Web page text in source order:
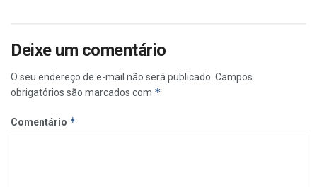
Deixe um comentário
O seu endereço de e-mail não será publicado. Campos
obrigatórios são marcados com *
Comentário *